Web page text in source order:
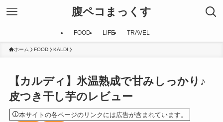
腹ペコまっくす
FOOD LIFE TRAVEL
ホーム FOOD KALDI
【カルディ】氷温熟成で甘みしっかり♪
皮つき干し芋のレビュー
本サイトの各ページのリンクには広告が含まれています。